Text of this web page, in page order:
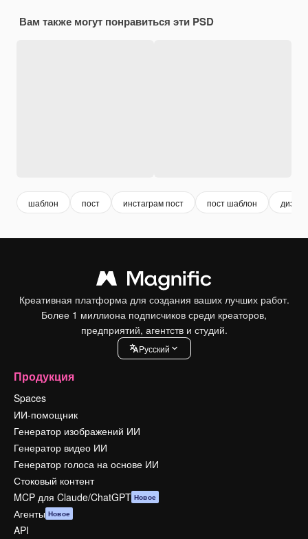
Вам также могут понравиться эти PSD
шаблон пост инстаграм пост пост шаблон
Креативная платформа для создания ваших лучших работ.
Более 1 миллиона подписчиков среди креаторов,
предприятий, агентств и студий.
Pусский
Продукция
Spaces
ИИ-помощник
Генератор изображений ИИ
Генератор видео ИИ
Генератор голоса на основе ИИ
Стоковый контент
MCP для Claude/ChatGPT Новое
Агенты Новое
API